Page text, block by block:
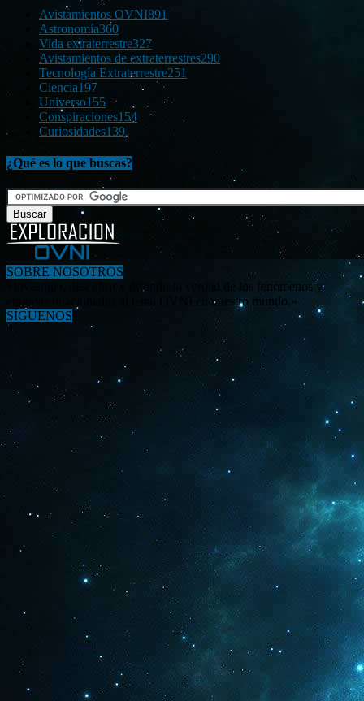
Avistamientos OVNI891
Astronomía360
Vida extraterrestre327
Avistamientos de extraterrestres290
Tecnología Extraterrestre251
Ciencia197
Universo155
Conspiraciones154
Curiosidades139
¿Qué es lo que buscas?
SOBRE NOSOTROS
«Investigar, descubrir y difundir la verdad de los fenómenos y
enigmas relacionados al tema OVNI en nuestro mundo.»
SÍGUENOS